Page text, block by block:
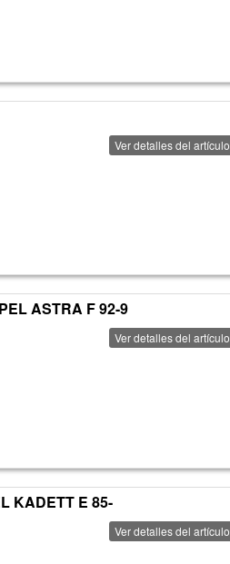
Ver detalles del artículo
ASTRA F 92-9
Ver detalles del artículo
KADETT E 85-
Ver detalles del artículo